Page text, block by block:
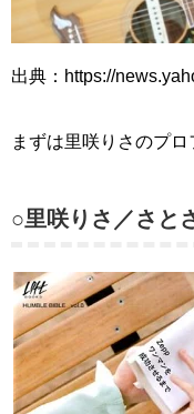
出典：https://
まずは里咲りさのプロ
○里咲りさ／さと